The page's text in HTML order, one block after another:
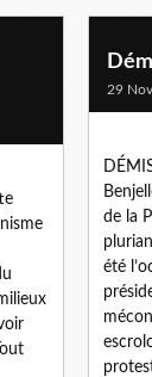
29
de la
été